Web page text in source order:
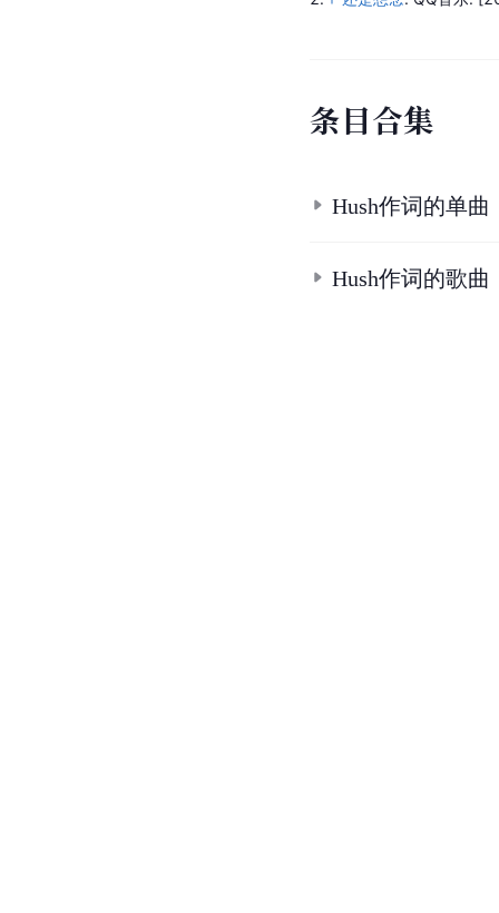
条目合集
Hush作词的单曲
Hush作词的歌曲